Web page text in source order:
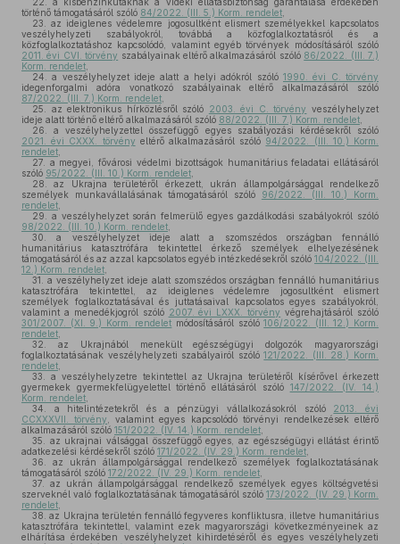
történő támogatásáról szóló 84/2022. (III. 5.) Korm. rendelet
23.
az ideiglenes védelemre jogosultként elismert személyekkel kapcsolatos
veszélyhelyzeti szabályokról, továbbá a közfoglalkoztatásról és a
közfoglalkoztatáshoz kapcsolódó, valamint egyéb törvények módosításáról szóló
2011. évi CVI. törvény szabályainak eltérő alkalmazásáról szóló 86/2022. (III. 7.)
Korm. rendelet
24.
a veszélyhelyzet ideje alatt a helyi adókról szóló 1990. évi C. törvény
idegenforgalmi adóra vonatkozó szabályainak eltérő alkalmazásáról szóló
87/2022. (III. 7.) Korm. rendelet
25.
az elektronikus hírközlésről szóló 2003. évi C. törvény veszélyhelyzet
ideje alatt történő eltérő alkalmazásáról szóló 88/2022. (III. 7.) Korm. rendelet
26.
a veszélyhelyzettel összefüggő egyes szabályozási kérdésekről szóló
2021. évi CXXX. törvény eltérő alkalmazásáról szóló 94/2022. (III. 10.) Korm.
rendelet
27.
a megyei, fővárosi védelmi bizottságok humanitárius feladatai ellátásáról
szóló 95/2022. (III. 10.) Korm. rendelet
28.
az Ukrajna területéről érkezett, ukrán állampolgársággal rendelkező
személyek munkavállalásának támogatásáról szóló 96/2022. (III. 10.) Korm.
rendelet
29.
a veszélyhelyzet során felmerülő egyes gazdálkodási szabályokról szóló
98/2022. (III. 10.) Korm. rendelet
30.
a veszélyhelyzet ideje alatt a szomszédos országban fennálló
humanitárius katasztrófára tekintettel érkező személyek elhelyezésének
támogatásáról és az azzal kapcsolatos egyéb intézkedésekről szóló 104/2022. (III.
12.) Korm. rendelet
31.
a veszélyhelyzet ideje alatt szomszédos országban fennálló humanitárius
katasztrófára tekintettel, az ideiglenes védelemre jogosultként elismert
személyek foglalkoztatásával és juttatásaival kapcsolatos egyes szabályokról,
valamint a menedékjogról szóló 2007. évi LXXX. törvény végrehajtásáról szóló
301/2007. (XI. 9.) Korm. rendelet módosításáról szóló106/2022. (III. 12.) Korm.
rendelet
32.
az Ukrajnából menekült egészségügyi dolgozók magyarországi
foglalkoztatásának veszélyhelyzeti szabályairól szóló121/2022. (III. 28.) Korm.
rendelet
33.
a veszélyhelyzetre tekintettel az Ukrajna területéről kísérővel érkezett
gyermekek gyermekfelügyelettel történő ellátásáról szóló 147/2022. (IV. 14.)
Korm. rendelet
34.
a hitelintézetekről és a pénzügyi vállalkozásokról szóló 2013. évi
CCXXXVII. törvény , valamint egyes kapcsolódó törvényi rendelkezések eltérő
alkalmazásáról szóló 151/2022. (IV. 14.) Korm. rendelet
35.
az ukrajnai válsággal összefüggő egyes, az egészségügyi ellátást érintő
adatkezelési kérdésekről szóló 171/2022. (IV. 29.) Korm. rendelet
36.
az ukrán állampolgársággal rendelkező személyek foglalkoztatásának
támogatásáról szóló 172/2022. (IV. 29.) Korm. rendelet
37.
az ukrán állampolgársággal rendelkező személyek egyes költségvetési
szerveknél való foglalkoztatásának támogatásáról szóló173/2022. (IV. 29.) Korm.
rendelet
38. az Ukrajna területén fennálló fegyveres konfliktusra, illetve humanitárius
katasztrófára tekintettel, valamint ezek magyarországi következményeinek az
elhárítása érdekében veszélyhelyzet kihirdetéséről és egyes veszélyhelyzeti